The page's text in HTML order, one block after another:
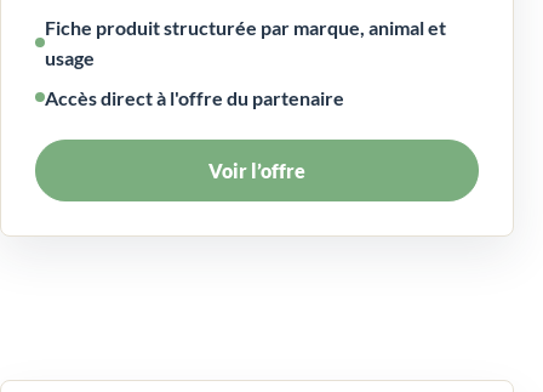
Fiche produit structurée par marque, animal et
usage
Accès direct à l'offre du partenaire
Voir l’offre